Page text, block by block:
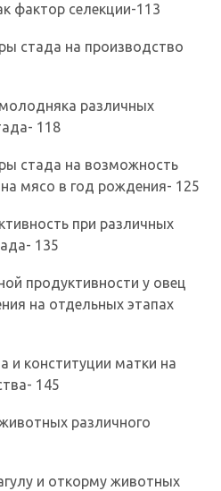
фактор селекции-113
стада на производство
различных
118
стада на возможность
мясо в год рождения- 125
при различных
135
продуктивности у овец
на отдельных этапах
конституции матки на
145
различного
и откорму животных